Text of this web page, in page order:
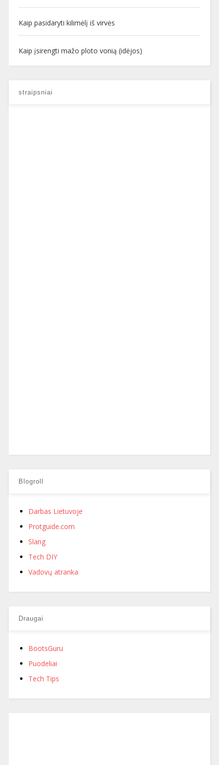
Kaip pasidaryti kilimėlį iš virvės
Kaip įsirengti mažo ploto vonią (idėjos)
straipsniai
Blogroll
Darbas Lietuvoje
Protguide.com
Slang
Tech DIY
Vadovų atranka
Draugai
BootsGuru
Puodeliai
Tech Tips